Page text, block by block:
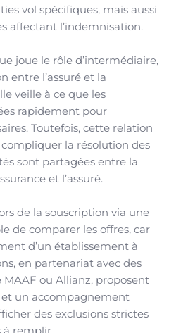
vol spécifiques, mais aussi
affectant l’indemnisation.
joue le rôle d’intermédiaire,
entre l’assuré et la
veille à ce que les
rapidement pour
Toutefois, cette relation
la résolution des
sont partagées entre la
et l’assuré.
de la souscription via une
de comparer les offres, car
d’un établissement à
en partenariat avec des
ou Allianz, proposent
un accompagnement
des exclusions strictes